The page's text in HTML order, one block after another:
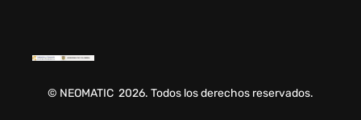
© NEOMATIC 2026. Todos los derechos reservados.